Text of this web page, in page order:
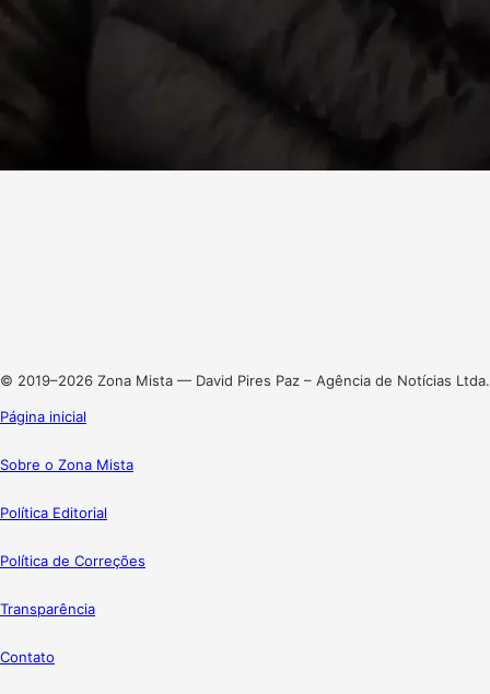
© 2019–2026 Zona Mista — David Pires Paz – Agência de Notícias Ltda.
Página inicial
Sobre o Zona Mista
Política Editorial
Política de Correções
Transparência
Contato